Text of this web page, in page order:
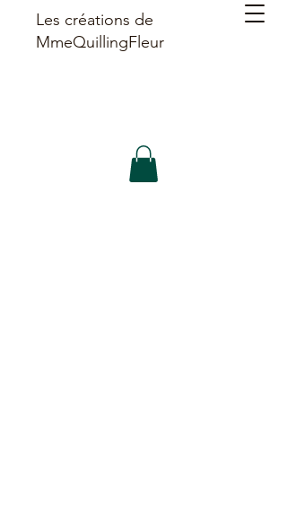
Les créations de
MmeQuillingFleur